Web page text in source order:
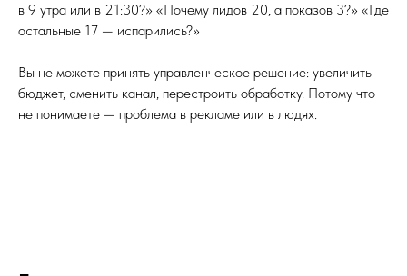
в 9 утра или в 21:30?» «Почему лидов 20, а показов 3?» «Где
остальные 17 — испарились?»
Вы не можете принять управленческое решение: увеличить
бюджет, сменить канал, перестроить обработку. Потому что
не понимаете — проблема в рекламе или в людях.